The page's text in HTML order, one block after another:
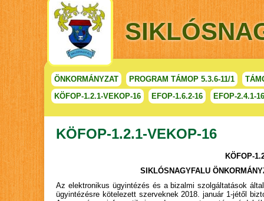
ÖNKORMÁNYZAT PROGRAM TÁMOP 5.3.6-11/1
KÖFOP-1.2.1-VEKOP-16
EFOP-1.6.2-16 EFOP-2.4.1-16
KÖFOP-1.2.1-VEKOP-16
KÖFOP-
SIKLÓSNAGYFALU
Az elektronikus ügyintézés és a bizalmi szolgáltatások
ügyintézésre kötelezett szerveknek 2018. január 1-jétől